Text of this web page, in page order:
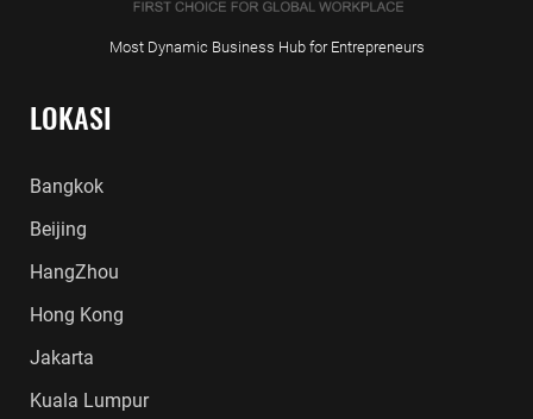
Most Dynamic Business Hub for Entrepreneurs
LOKASI
Bangkok
Beijing
HangZhou
Hong Kong
Jakarta
Kuala Lumpur